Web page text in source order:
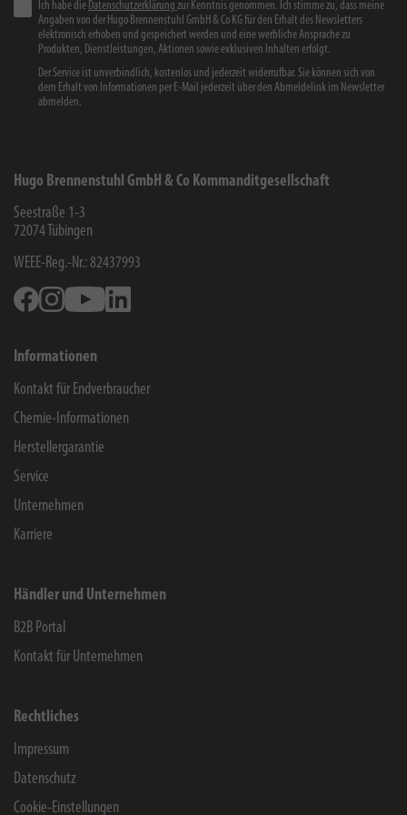
Ich habe die Datenschutzerklärung zur Kenntnis genommen. Ich stimme zu, dass meine
Angaben von der Hugo Brennenstuhl GmbH & Co KG für den Erhalt des Newsletters
elektronisch erhoben und gespeichert werden und eine werbliche Ansprache zu
Produkten, Dienstleistungen, Aktionen sowie exklusiven Inhalten erfolgt.
Der Service ist unverbindlich, kostenlos und jederzeit widerrufbar. Sie können sich von
dem Erhalt von Informationen per E-Mail jederzeit über den Abmeldelink im Newsletter
abmelden.
Hugo Brennenstuhl GmbH & Co Kommanditgesellschaft
Seestraße 1-3
72074 Tübingen
WEEE-Reg.-Nr.: 82437993
FacebookInstagramYoutube
Informationen
Kontakt für Endverbraucher
Chemie-Informationen
Herstellergarantie
Service
Unternehmen
Karriere
Händler und Unternehmen
B2B Portal
Kontakt für Unternehmen
Rechtliches
Impressum
Datenschutz
Cookie-Einstellungen